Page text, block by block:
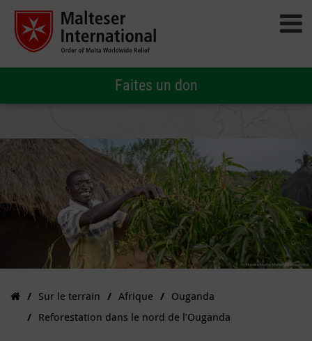
Faites un don
Sur le terrain Afrique
Ouganda
Reforestation dans le nord de l’Ouganda